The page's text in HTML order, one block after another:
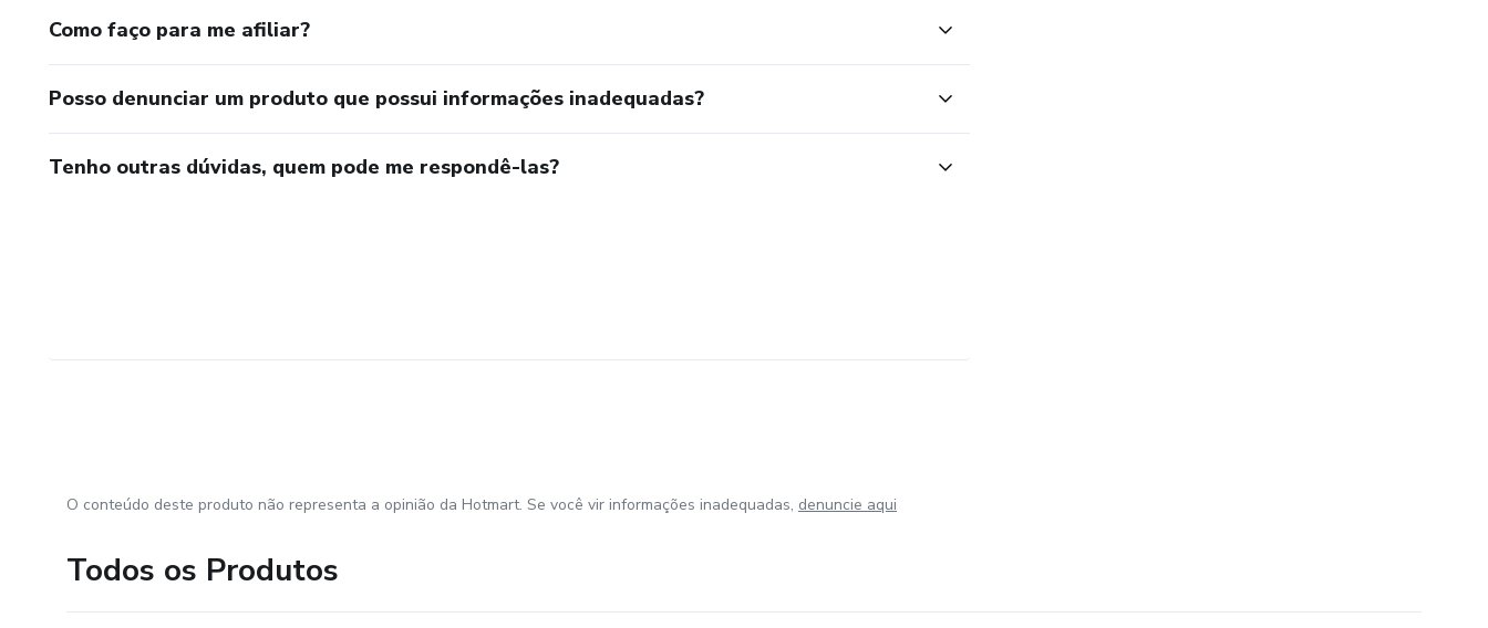
Como faço para me afiliar?
Posso denunciar um produto que possui informações inadequadas?
Tenho outras dúvidas, quem pode me respondê-las?
O conteúdo deste produto não representa a opinião da Hotmart. Se você vir informações inadequadas, denuncie aqui
Todos os Produtos